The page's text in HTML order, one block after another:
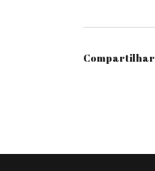
Compartilhar